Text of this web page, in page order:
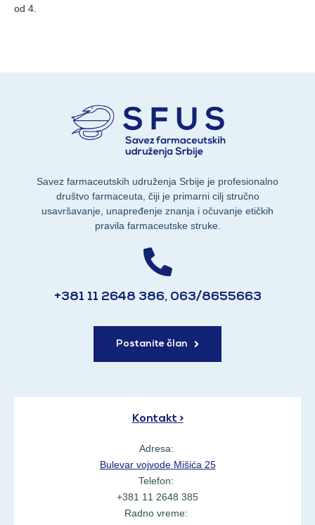
od 4.
Savez farmaceutskih udruženja Srbije je profesionalno
društvo farmaceuta, čiji je primarni cilj stručno
usavršavanje, unapređenje znanja i očuvanje etičkih
pravila farmaceutske struke.
+381 11 2648 386, 063/8655663
Postanite član
Kontakt >
Adresa:
Bulevar vojvode Mišića 25
Telefon:
+381 11 2648 385
Radno vreme: